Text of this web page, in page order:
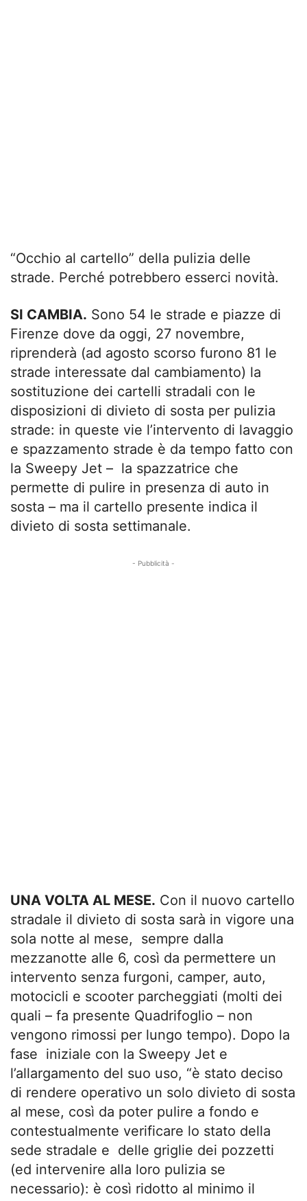
“Occhio al cartello” della pulizia delle
strade. Perché potrebbero esserci novità.
SI CAMBIA. Sono 54 le strade e piazze di
Firenze dove da oggi, 27 novembre,
riprenderà (ad agosto scorso furono 81 le
strade interessate dal cambiamento) la
sostituzione dei cartelli stradali con le
disposizioni di divieto di sosta per pulizia
strade: in queste vie l’intervento di lavaggio
e spazzamento strade è da tempo fatto con
la Sweepy Jet – la spazzatrice che
permette di pulire in presenza di auto in
sosta – ma il cartello presente indica il
divieto di sosta settimanale.
- Pubblicità -
UNA VOLTA AL MESE. Con il nuovo cartello
stradale il divieto di sosta sarà in vigore una
sola notte al mese, sempre dalla
mezzanotte alle 6, così da permettere un
intervento senza furgoni, camper, auto,
motocicli e scooter parcheggiati (molti dei
quali – fa presente Quadrifoglio – non
vengono rimossi per lungo tempo). Dopo la
fase iniziale con la Sweepy Jet e
l’allargamento del suo uso, “è stato deciso
di rendere operativo un solo divieto di sosta
al mese, così da poter pulire a fondo e
contestualmente verificare lo stato della
sede stradale e delle griglie dei pozzetti
(ed intervenire alla loro pulizia se
necessario): è così ridotto al minimo il